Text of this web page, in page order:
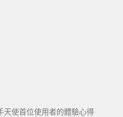
天使首位使用者的體驗心得